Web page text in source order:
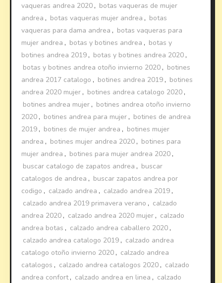
vaqueras andrea 2020 , botas vaqueras de mujer
andrea , botas vaqueras mujer andrea , botas
vaqueras para dama andrea , botas vaqueras para
mujer andrea , botas y botines andrea , botas y
botines andrea 2019 , botas y botines andrea 2020 ,
botas y botines andrea otoño invierno 2020 , botines
andrea 2017 catalogo , botines andrea 2019 , botines
andrea 2020 mujer , botines andrea catalogo 2020 ,
botines andrea mujer , botines andrea otoño invierno
2020 , botines andrea para mujer , botines de andrea
2019 , botines de mujer andrea , botines mujer
andrea , botines mujer andrea 2020 , botines para
mujer andrea , botines para mujer andrea 2020 ,
buscar catalogo de zapatos andrea , buscar
catalogos de andrea , buscar zapatos andrea por
codigo , calzado andrea , calzado andrea 2019 ,
calzado andrea 2019 primavera verano , calzado
andrea 2020 , calzado andrea 2020 mujer , calzado
andrea botas , calzado andrea caballero 2020 ,
calzado andrea catalogo 2019 , calzado andrea
catalogo otoño invierno 2020 , calzado andrea
catalogos , calzado andrea catalogos 2020 , calzado
andrea confort, calzado andrea en linea , calzado